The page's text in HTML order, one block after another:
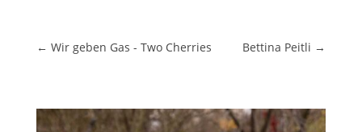
← Wir geben Gas - Two Cherries Bettina Peitli →